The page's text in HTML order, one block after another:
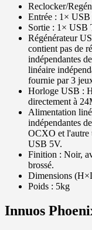
Reclocker/
Entrée : 1×
Sortie : 1× USB
Régénérateur
contient pas de
indépendantes
linéaire
fournie par 3
Horloge USB :
directement à
Alimentation
indépendantes
OCXO et l'autre
USB 5V.
Finition : Noir,
brossé.
Dimensions
Poids : 5kg
Innuos